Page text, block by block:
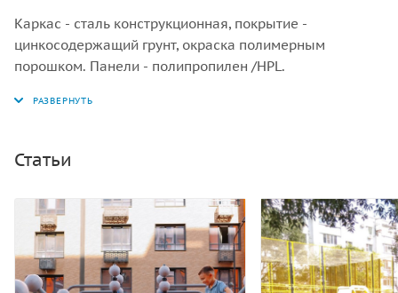
Каркас - сталь конструкционная, покрытие -
цинкосодержащий грунт, окраска полимерным
порошком. Панели - полипропилен /HPL.
Статьи